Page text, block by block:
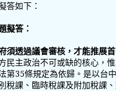
答如下：
擬答：
須透過議會審核，才能推展首
民主政治不可或缺的核心，
第35條規定為依歸。是以台
稅課、臨時稅課及附加稅課